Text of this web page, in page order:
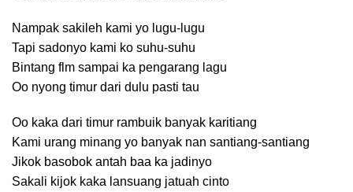
Nampak sakileh kami yo lugu-lugu
Tapi sadonyo kami ko suhu-suhu
Bintang flm sampai ka pengarang lagu
Oo nyong timur dari dulu pasti tau
Oo kaka dari timur rambuik banyak karitiang
Kami urang minang yo banyak nan santiang-santiang
Jikok basobok antah baa ka jadinyo
Sakali kijok kaka lansuang jatuah cinto